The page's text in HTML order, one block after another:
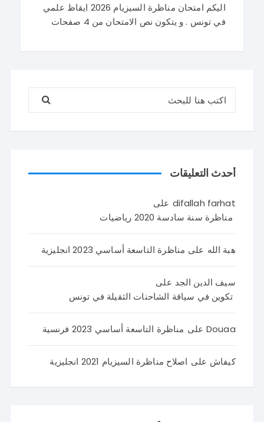
اليكم امتحان مناظرة السيزيام 2026 ايقاظ علمي
في تونس . و يتكون نص الامتحان من 4 صفحات
البحث عن:
أحدث التعليقات
difallah farhat على
مناظرة سنة سادسة 2020 رياضيات
هبة الله على مناظرة التاسعة أساسي 2023 انجليزية
سيف الدين الجد على
تكوين في سياقة الشاحنات الثقيلة في تونس
Douaa على مناظرة التاسعة أساسي 2023 فرنسية
كيفاش على اصلاح مناظرة السيزيام 2021 انجليزية